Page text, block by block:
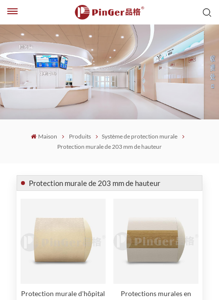
Maison Produits
Système de protection murale
Protection murale de 203 mm de hauteur
Protection murale de 203 mm de hauteur
Protection murale d'hôpital
Protections murales en